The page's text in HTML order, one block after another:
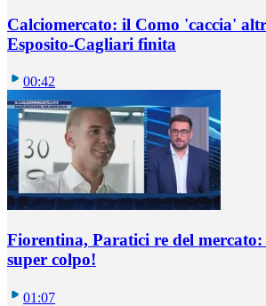
Calciomercato: il Como 'caccia'
Esposito-Cagliari finita
00:42
Fiorentina, Paratici re del
super colpo!
01:07